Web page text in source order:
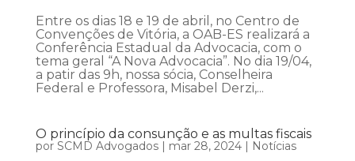
Entre os dias 18 e 19 de abril, no Centro de
Convenções de Vitória, a OAB-ES realizará a
Conferência Estadual da Advocacia, com o
tema geral “A Nova Advocacia”. No dia 19/04,
a patir das 9h, nossa sócia, Conselheira
Federal e Professora, Misabel Derzi,...
O princípio da consunção e as multas fiscais
por SCMD Advogados| mar 28, 2024| Notícias